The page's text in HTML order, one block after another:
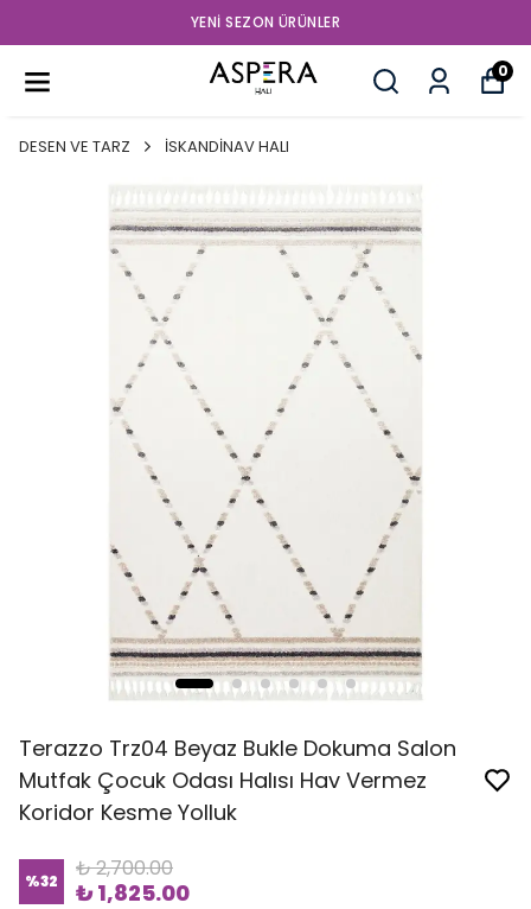
YENI SEZON ÜRÜNLER
0
DESEN VE TARZ İSKANDİNAV HALI
Terazzo Trz04 Beyaz Bukle Dokuma Salon
Mutfak Çocuk Odası Halısı Hav Vermez
Koridor Kesme Yolluk
%32 ₺ 2,700.00
₺ 1,825.00